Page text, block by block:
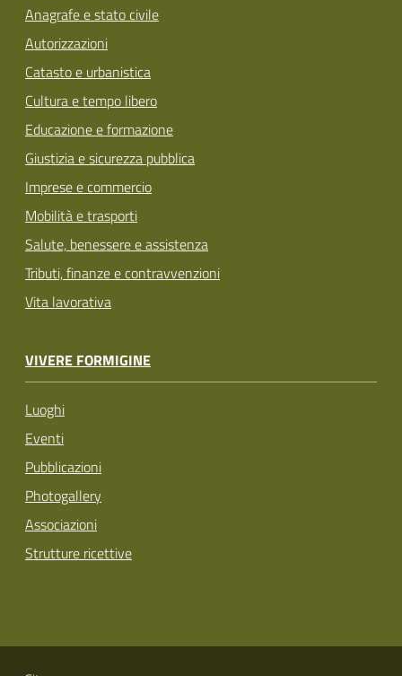
Anagrafe e stato civile
Autorizzazioni
Catasto e urbanistica
Cultura e tempo libero
Educazione e formazione
Giustizia e sicurezza pubblica
Imprese e commercio
Mobilità e trasporti
Salute, benessere e assistenza
Tributi, finanze e contravvenzioni
Vita lavorativa
VIVERE FORMIGINE
Luoghi
Eventi
Pubblicazioni
Photogallery
Associazioni
Strutture ricettive